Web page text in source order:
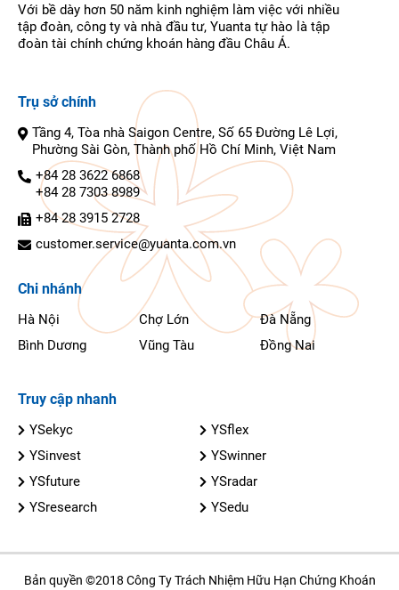
Với bề dày hơn 50 năm kinh nghiệm làm việc với nhiều
tập đoàn, công ty và nhà đầu tư, Yuanta tự hào là tập
đoàn tài chính chứng khoán hàng đầu Châu Á.
Trụ sở chính
Tầng 4, Tòa nhà Saigon Centre, Số 65 Đường Lê Lợi,
Phường Sài Gòn, Thành phố Hồ Chí Minh, Việt Nam
+84 28 3622 6868
+84 28 7303 8989
+84 28 3915 2728
customer.service@yuanta.com.vn
Chi nhánh
Hà Nội Chợ Lớn
Đà Nẵng
Bình Dương
Vũng Tàu Đồng Nai
Truy cập nhanh
YSekyc
YSflex
YSinvest
YSwinner
YSfuture
YSradar
YSresearch
YSedu
Bản quyền ©2018 Công Ty Trách Nhiệm Hữu Hạn Chứng Khoán